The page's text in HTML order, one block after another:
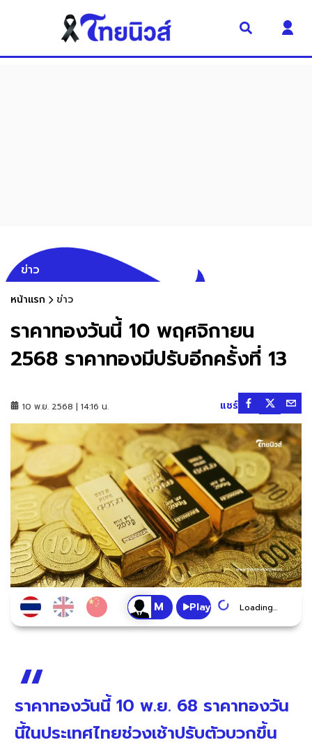
ข่าว
หน้าแรก ข่าว
ราคาทองวันนี้ 10 พฤศจิกายน
2568 ราคาทองมีปรับอีกครั้งที่ 13
10 พ.ย. 2568 | 14:16 น. แชร์
Play Loading...
ราคาทองวันนี้ 10 พ.ย. 68 ราคาทองวัน
นี้ในประเทศไทยช่วงเช้าปรับตัวบวกขึ้น